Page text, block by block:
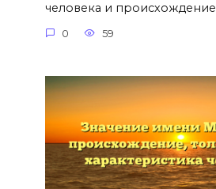
человека и происхождение
0 59